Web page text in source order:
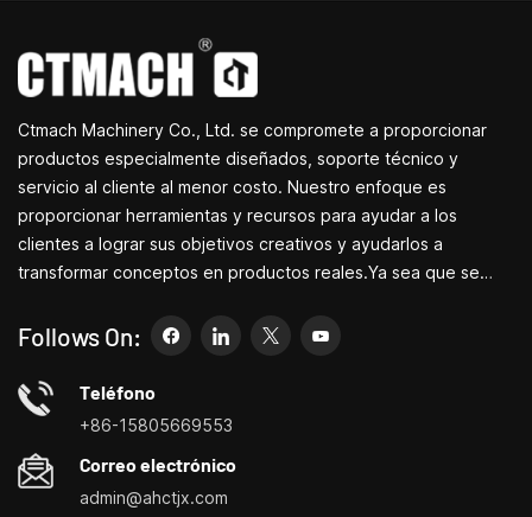
robusta. Esta máquina
herramienta es adecuada
para entusiastas
investigación científica,
estudios de bricolaje y
otros lugares.
un motor sin escobillas.
Tiene un tamaño
compacto, tiene
excelentes niveles de
precisión y está muy bien
diseñado.
Ctmach Machinery Co., Ltd. se compromete a proporcionar
productos especialmente diseñados, soporte técnico y
servicio al cliente al menor costo. Nuestro enfoque es
proporcionar herramientas y recursos para ayudar a los
clientes a lograr sus objetivos creativos y ayudarlos a
transformar conceptos en productos reales.Ya sea que se
simplemente sea un emprendedor creativo, las pequeñas
máquinas herramienta de Bite pueden permitirle satisfacer sus
necesidades de manera más fácil, rápida y
económica.Especializados en pequeños centros de
domésticos, taladradoras y fresadoras domésticas, pequeños
tornos, taladradores y fresadores multifuncionales.
Follows On:
Teléfono
+86-15805669553
Correo electrónico
admin@ahctjx.com